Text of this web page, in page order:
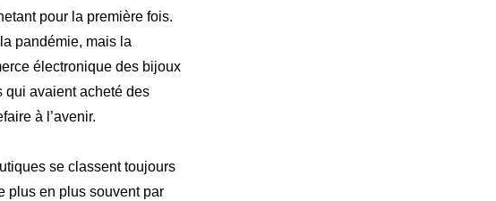
pour la première fois.
pandémie, mais la
électronique des bijoux
qui avaient acheté des
à l’avenir.
se classent toujours
plus en plus souvent par